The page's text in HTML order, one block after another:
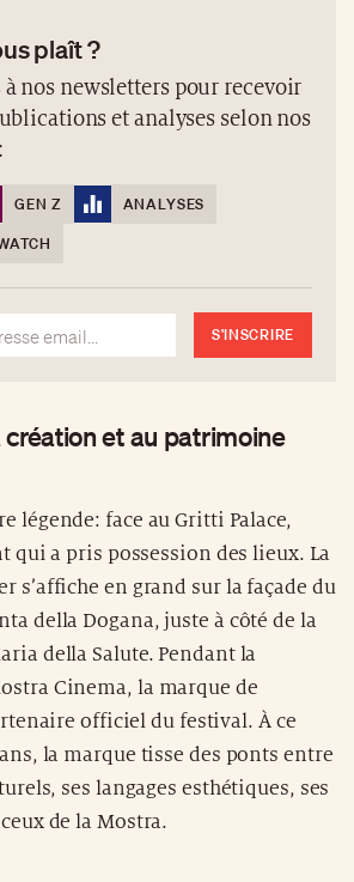
plaît ?
nos newsletters pour recevoir
et analyses selon nos
GEN Z
ANALYSES
S'INSCRIRE
création et au patrimoine
légende: face au Gritti Palace,
qui a pris possession des lieux. La
s’affiche en grand sur la façade du
della Dogana, juste à côté de la
della Salute. Pendant la
Cinema, la marque de
officiel du festival. À ce
la marque tisse des ponts entre
ses langages esthétiques, ses
de la Mostra.